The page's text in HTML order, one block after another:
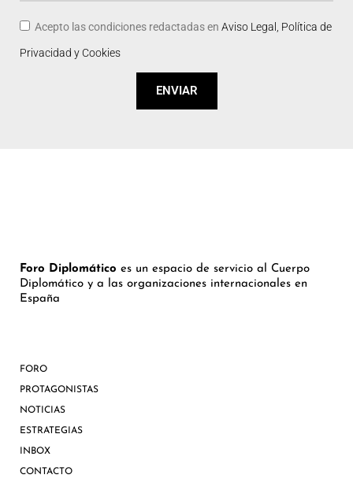
Acepto las condiciones redactadas en Aviso Legal, Política de
Privacidad y Cookies
ENVIAR
Foro Diplomático es un espacio de servicio al Cuerpo
Diplomático y a las organizaciones internacionales en
España
FORO
PROTAGONISTAS
NOTICIAS
ESTRATEGIAS
INBOX
CONTACTO